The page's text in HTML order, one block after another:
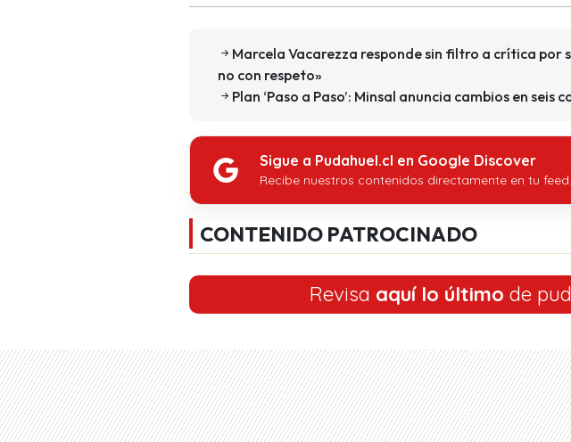
Marcela Vacarezza responde sin filtro a crítica por
no con respeto»
Plan ‘Paso a Paso’: Minsal anuncia cambios en seis
Sigue a Pudahuel.cl en Google Discover
Recibe nuestros contenidos directamente en tu feed.
CONTENIDO PATROCINADO
Revisa aquí lo último de